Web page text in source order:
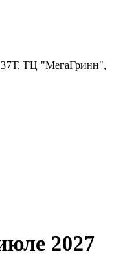
ТЦ "МегаГринн",
2027